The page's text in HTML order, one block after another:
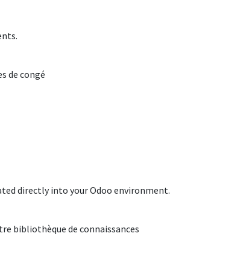
de congé
directly into your Odoo environment.
bibliothèque de connaissances